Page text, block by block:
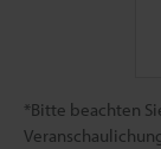
*Bitte beachten